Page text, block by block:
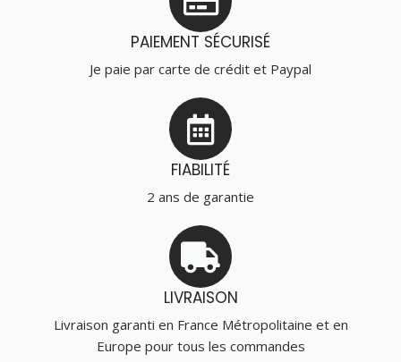
PAIEMENT SÉCURISÉ
Je paie par carte de crédit et Paypal
FIABILITÉ
2 ans de garantie
LIVRAISON
Livraison garanti en France Métropolitaine et en
Europe pour tous les commandes